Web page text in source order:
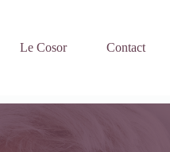
Le Cosor Contact